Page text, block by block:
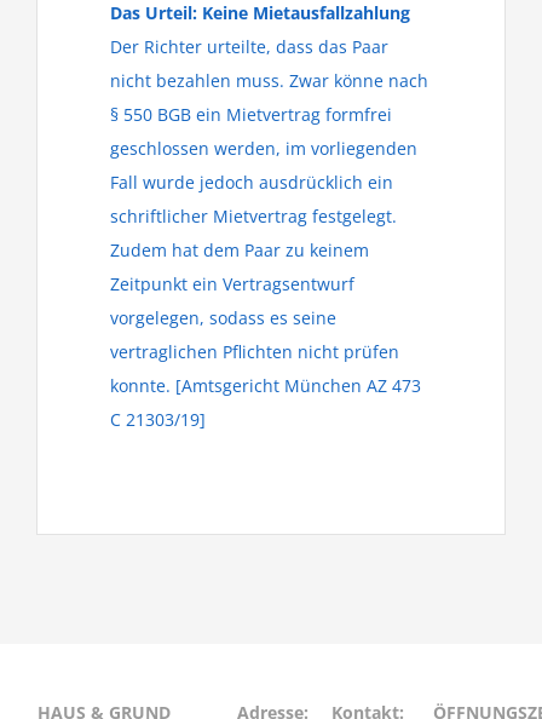
Das Urteil: Keine Mietausfallzahlung
Der Richter urteilte, dass das Paar
nicht bezahlen muss. Zwar könne nach
§ 550 BGB ein Mietvertrag formfrei
geschlossen werden, im vorliegenden
Fall wurde jedoch ausdrücklich ein
schriftlicher Mietvertrag festgelegt.
Zudem hat dem Paar zu keinem
Zeitpunkt ein Vertragsentwurf
vorgelegen, sodass es seine
vertraglichen Pflichten nicht prüfen
konnte. [Amtsgericht München AZ 473
C 21303/19]
HAUS & GRUND Adresse: Kontakt: